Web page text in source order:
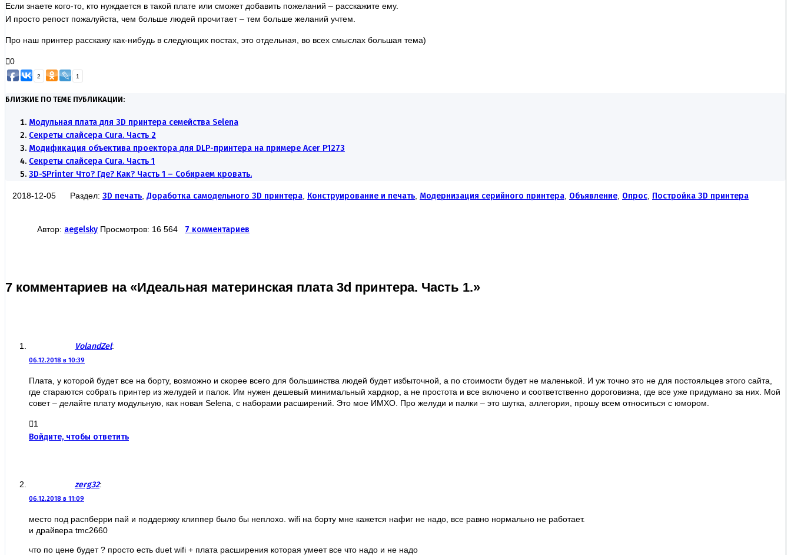
Если знаете кого-то, кто нуждается в такой плате или сможет добавить пожеланий – расскажите ему.
И просто репост пожалуйста, чем больше людей прочитает – тем больше желаний учтем.
Про наш принтер расскажу как-нибудь в следующих постах, это отдельная, во всех смыслах большая тема)
0
2 1
БЛИЗКИЕ ПО ТЕМЕ ПУБЛИКАЦИИ:
Модульная плата для 3D принтера семейства Selena
Секреты слайсера Cura. Часть 2
Модификация объектива проектора для DLP-принтера на примере Acer P1273
Секреты слайсера Cura. Часть 1
3D-SPrinter Что? Где? Как? Часть 1 – Собираем кровать.
2018-12-05 Раздел: 3D печать Доработка самодельного 3D принтера Конструирование и печать Модернизация серийного принтера Объявление Опрос Постройка 3D принтера
Автор: aegelsky Просмотров: 16 564 7 комментариев
7 комментариев на «Идеальная материнская плата 3d принтера. Часть 1.»
VolandZel:
06.12.2018 в 10:39
Плата, у которой будет все на борту, возможно и скорее всего для большинства людей будет избыточной, а по стоимости будет не маленькой. И уж точно это не для постояльцев этого сайта,
где стараются собрать принтер из желудей и палок. Им нужен дешевый минимальный хардкор, а не простота и все включено и соответственно дороговизна, где все уже придумано за них. Мой
совет – делайте плату модульную, как новая Selena, с наборами расширений. Это мое ИМХО. Про желуди и палки – это шутка, аллегория, прошу всем относиться с юмором.
1
Войдите, чтобы ответить
zerg32:
06.12.2018 в 11:09
место под распберри пай и поддержку клиппер было бы неплохо. wifi на борту мне кажется нафиг не надо, все равно нормально не работает.
и драйвера tmc2660
что по цене будет ? просто есть duet wifi + плата расширения которая умеет все что надо и не надо